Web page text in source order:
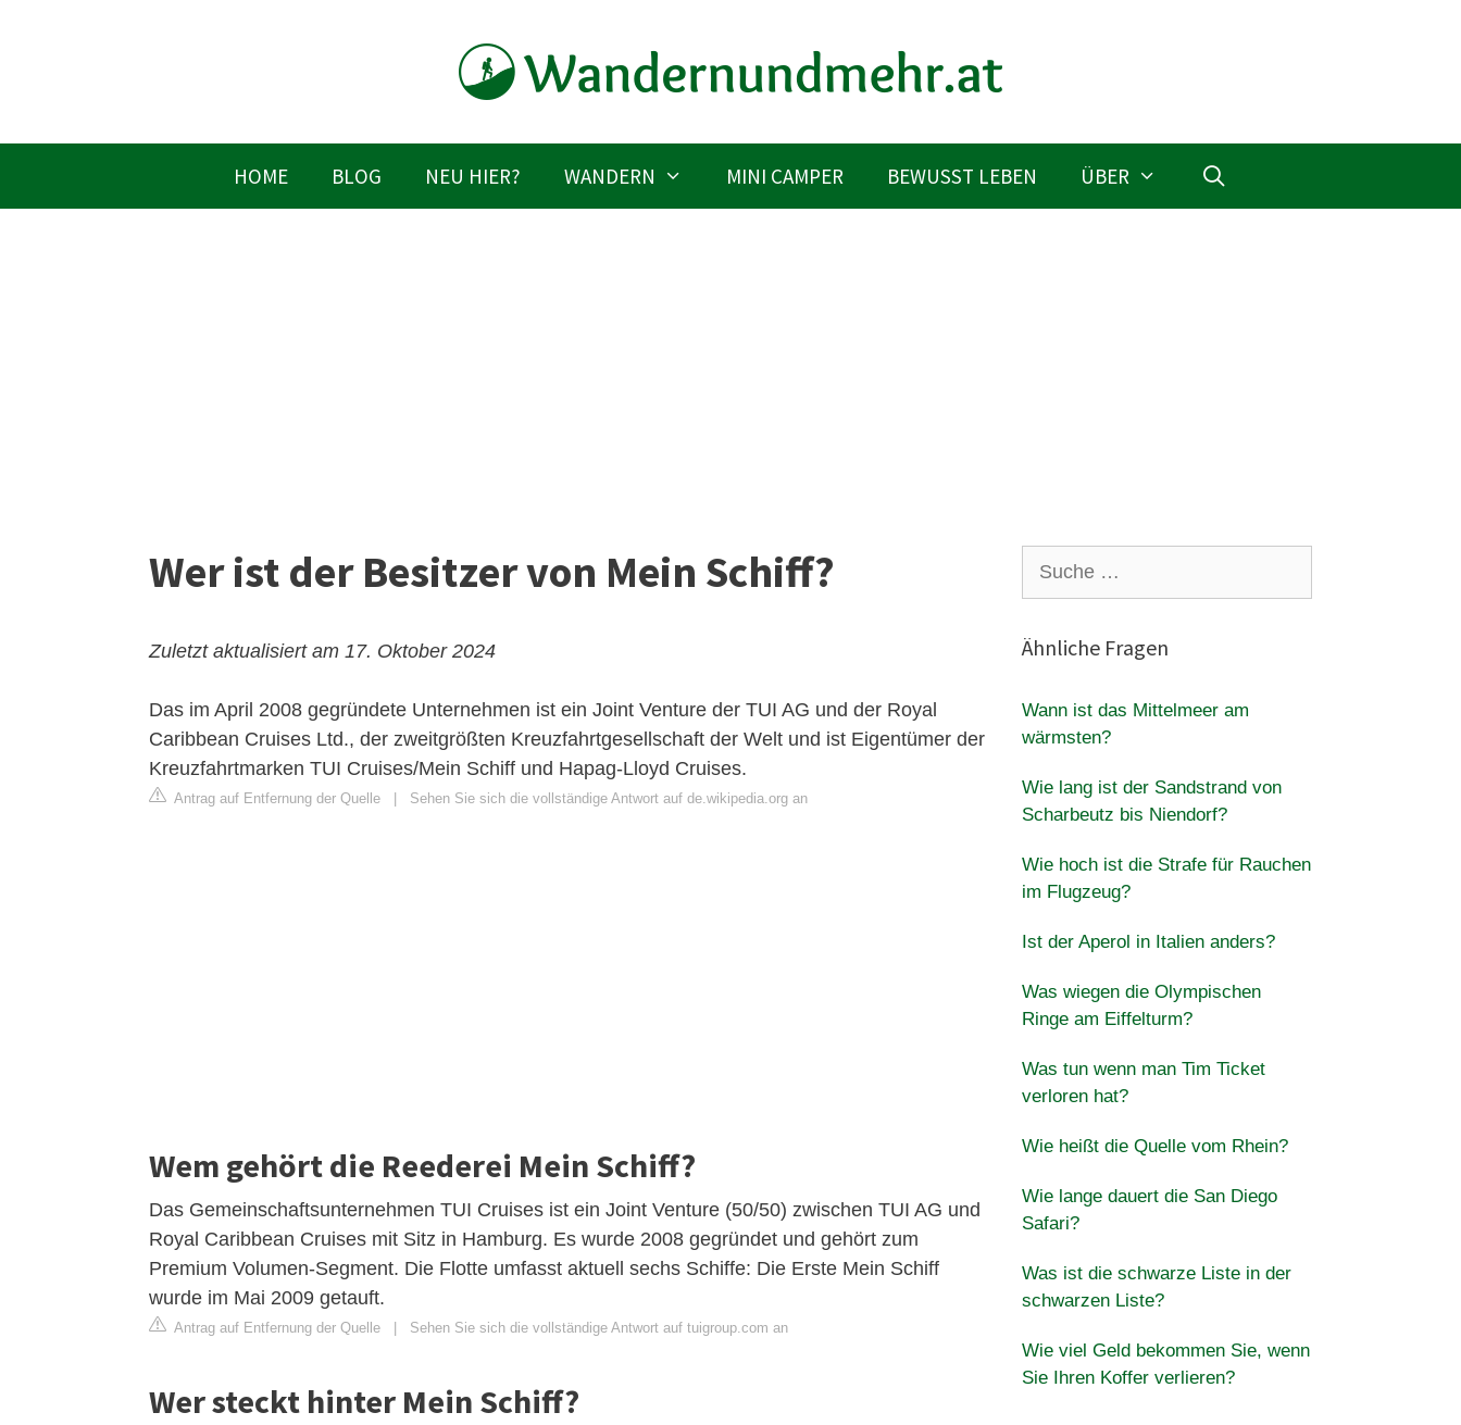
HOME BLOG NEU HIER? WANDERN MINI CAMPER BEWUSST LEBEN ÜBER
Wer ist der Besitzer von Mein Schiff?
Zuletzt aktualisiert am 17. Oktober 2024
Das im April 2008 gegründete Unternehmen ist ein Joint Venture der TUI AG und der Royal
Caribbean Cruises Ltd., der zweitgrößten Kreuzfahrtgesellschaft der Welt und ist Eigentümer der
Kreuzfahrtmarken TUI Cruises/Mein Schiff und Hapag-Lloyd Cruises.
Antrag auf Entfernung der Quelle Sehen Sie sich die vollständige Antwort auf de.wikipedia.org an
Wem gehört die Reederei Mein Schiff?
Das Gemeinschaftsunternehmen TUI Cruises ist ein Joint Venture (50/50) zwischen TUI AG und
Royal Caribbean Cruises mit Sitz in Hamburg. Es wurde 2008 gegründet und gehört zum
Premium Volumen-Segment. Die Flotte umfasst aktuell sechs Schiffe: Die Erste Mein Schiff
wurde im Mai 2009 getauft.
Antrag auf Entfernung der Quelle Sehen Sie sich die vollständige Antwort auf tuigroup.com an
Wer steckt hinter Mein Schiff?
nach:
Ähnliche Fragen
Wann ist das Mittelmeer am
wärmsten?
Wie lang ist der Sandstrand von
Scharbeutz bis Niendorf?
Wie hoch ist die Strafe für Rauchen
im Flugzeug?
Ist der Aperol in Italien anders?
Was wiegen die Olympischen
Ringe am Eiffelturm?
Was tun wenn man Tim Ticket
verloren hat?
Wie heißt die Quelle vom Rhein?
Wie lange dauert die San Diego
Safari?
Was ist die schwarze Liste in der
schwarzen Liste?
Wie viel Geld bekommen Sie, wenn
Sie Ihren Koffer verlieren?